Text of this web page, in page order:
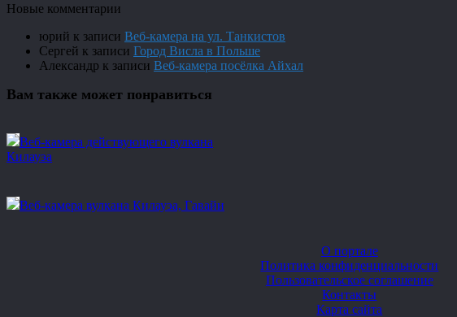
Новые комментарии
юрий к записи Веб-камера на ул. Танкистов
Сергей к записи Город Висла в Польше
Александр к записи Веб-камера посёлка Айхал
Вам также может понравиться
Веб-камера действующего вулкана
Килауэа
Веб-камера вулкана Килауэа, Гавайи
О портале
Политика конфиденциальности
Пользовательское соглашение
Контакты
Карта сайта